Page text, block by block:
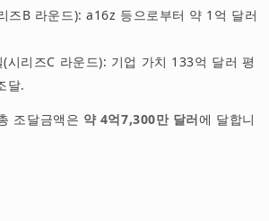
즈B 라운드): a16z 등으로부터 약 1억 달러
시리즈C 라운드): 기업 가치 133억 달러 평
달.
조달금액은 약 4억7,300만 달러에 달합니